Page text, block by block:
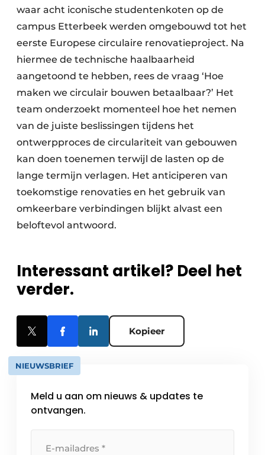
waar acht iconische studentenkoten op de
campus Etterbeek werden omgebouwd tot het
eerste Europese circulaire renovatieproject. Na
hiermee de technische haalbaarheid
aangetoond te hebben, rees de vraag ‘Hoe
maken we circulair bouwen betaalbaar?’ Het
team onderzoekt momenteel hoe het nemen
van de juiste beslissingen tijdens het
ontwerpproces de circulariteit van gebouwen
kan doen toenemen terwijl de lasten op de
lange termijn verlagen. Het anticiperen van
toekomstige renovaties en het gebruik van
omkeerbare verbindingen blijkt alvast een
beloftevol antwoord.
Interessant artikel? Deel het
verder.
Kopieer
NIEUWSBRIEF
Meld u aan om nieuws & updates te
ontvangen.